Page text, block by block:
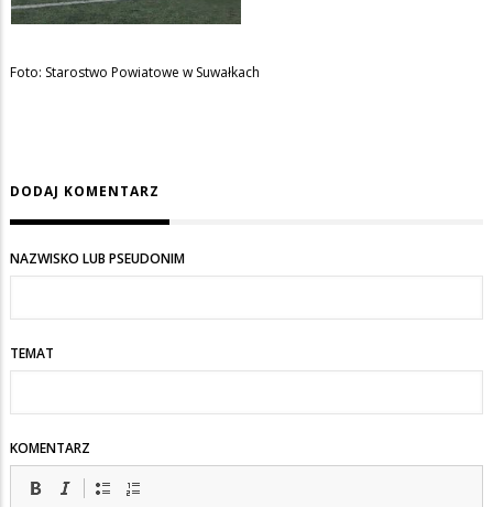
Foto: Starostwo Powiatowe w Suwałkach
DODAJ KOMENTARZ
NAZWISKO LUB PSEUDONIM
TEMAT
KOMENTARZ